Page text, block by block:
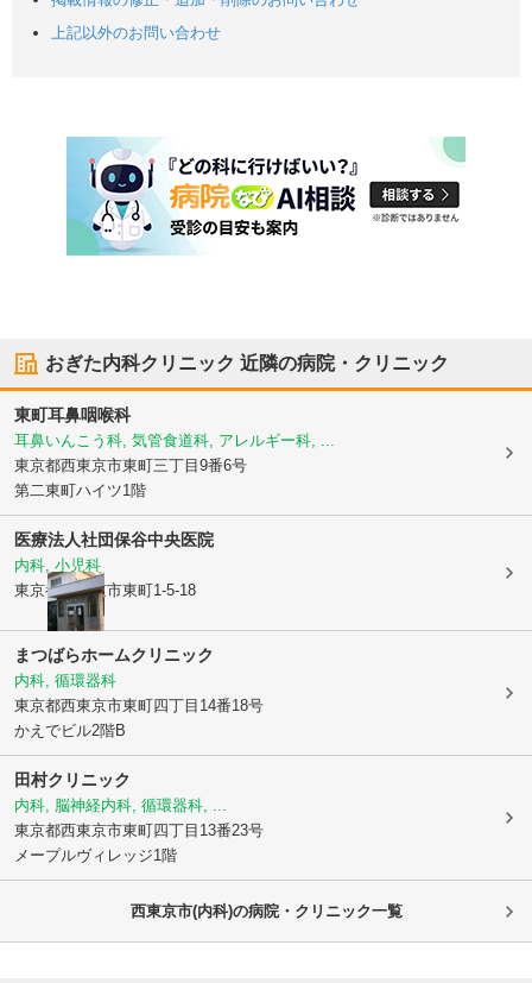
上記以外のお問い合わせ
おぎた内科クリニック 近隣の病院・クリニック
東町耳鼻咽喉科
耳鼻いんこう科, 気管食道科, アレルギー科, ...
東京都西東京市東町三丁目9番6号
第二東町ハイツ1階
医療法人社団保谷中央医院
内科, 小児科
東京都西東京市東町1-5-18
まつばらホームクリニック
内科, 循環器科
東京都西東京市東町四丁目14番18号
かえでビル2階B
田村クリニック
内科, 脳神経内科, 循環器科, ...
東京都西東京市東町四丁目13番23号
メープルヴィレッジ1階
西東京市(内科)の病院・クリニック一覧